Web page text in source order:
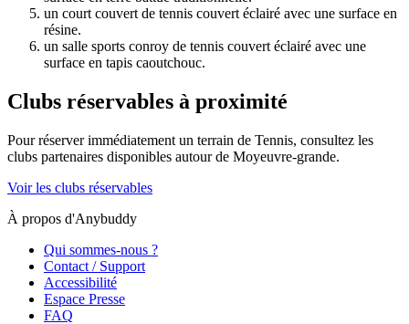
un court couvert de tennis couvert éclairé avec une surface en
résine.
un salle sports conroy de tennis couvert éclairé avec une
surface en tapis caoutchouc.
Clubs réservables à proximité
Pour réserver immédiatement un terrain de Tennis, consultez les
clubs partenaires disponibles autour de Moyeuvre-grande.
Voir les clubs réservables
À propos d'Anybuddy
Qui sommes-nous ?
Contact / Support
Accessibilité
Espace Presse
FAQ